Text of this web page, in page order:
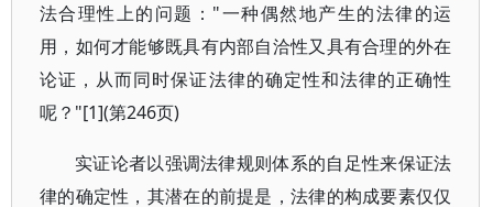
法合理性上的问题："一种偶然地产生的法律的运
用，如何才能够既具有内部自洽性又具有合理的外在
论证，从而同时保证法律的确定性和法律的正确性
呢？"[1](第246页)
实证论者以强调法律规则体系的自足性来保证法
律的确定性，其潜在的前提是，法律的构成要素仅仅